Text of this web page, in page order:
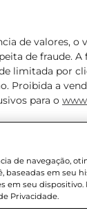
de valores,
de fraude.
limitada por
Proibida a
para o
de navegação,
em seu
em seu
Privacidade.